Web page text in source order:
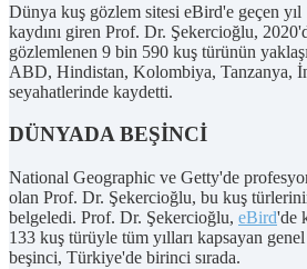
Dünya kuş gözlem sitesi eBird'e geçen
kaydını giren Prof. Dr. Şekercioğlu,
gözlemlenen 9 bin 590 kuş türünün
ABD, Hindistan, Kolombiya, Tanzanya,
seyahatlerinde kaydetti.
DÜNYADA BEŞİNCİ
National Geographic ve Getty'de
olan Prof. Dr. Şekercioğlu, bu kuş
belgeledi. Prof. Dr. Şekercioğlu, eBird'de
133 kuş türüyle tüm yılları kapsayan
beşinci, Türkiye'de birinci sırada.